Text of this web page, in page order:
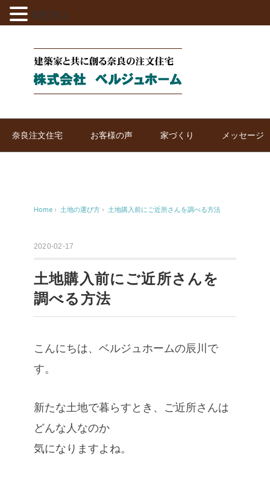
奈良注文住宅 お客様の声 家づくり メッセージ
Home › 土地の選び方 › 土地購入前にご近所さんを調べる方法
2020-02-17
土地購入前にご近所さんを
調べる方法
こんにちは、ベルジュホームの辰川で
す。
新たな土地で暮らすとき、ご近所さんは
どんな人なのか
気になりますよね。
MENU